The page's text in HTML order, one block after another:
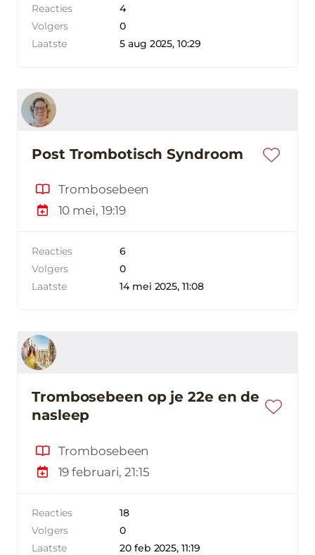
Reacties
4
Volgers
0
Laatste
5 aug 2025, 10:29
Post Trombotisch Syndroom
Trombosebeen
10 mei, 19:19
Reacties
6
Volgers
0
Laatste
14 mei 2025, 11:08
Trombosebeen op je 22e en de
nasleep
Trombosebeen
19 februari, 21:15
Reacties
18
Volgers
0
Laatste
20 feb 2025, 11:19